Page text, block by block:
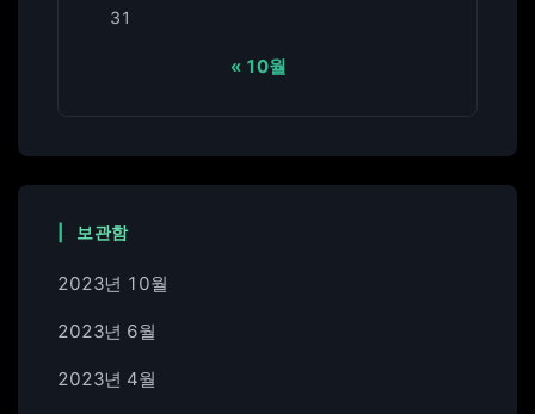
31
« 10월
보관함
2023년 10월
2023년 6월
2023년 4월